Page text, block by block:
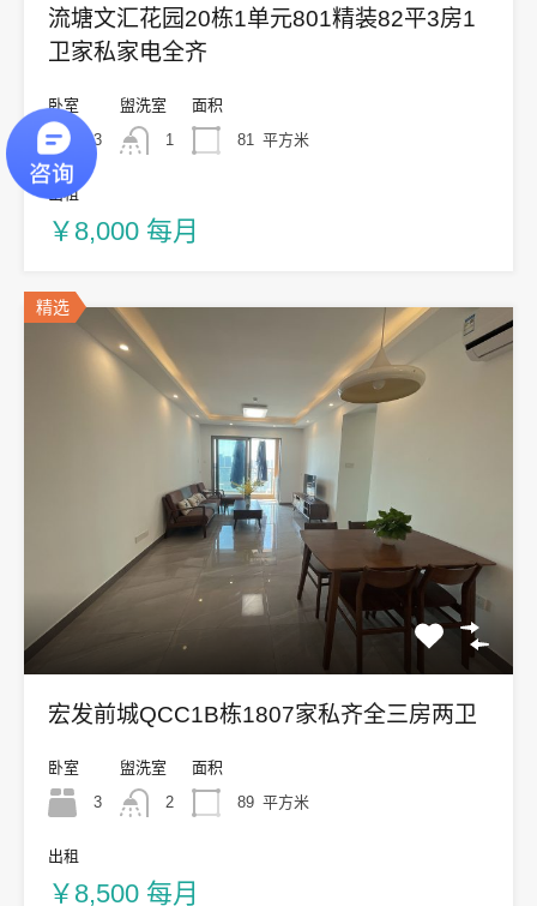
流塘文汇花园20栋1单元801精装82平3房1
卫家私家电全齐
卧室
3
盥洗室
1
面积
81
平方米
出租
￥8,000 每月
精选
宏发前城QCC1B栋1807家私齐全三房两卫
卧室
3
盥洗室
2
面积
89 平方米
出租
￥8,500 每月